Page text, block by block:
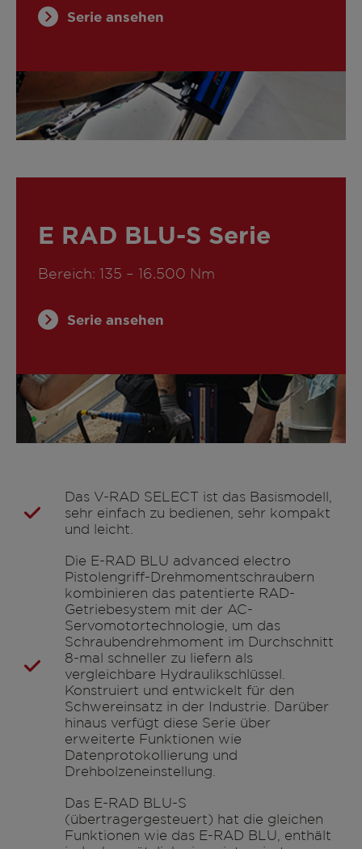
Serie ansehen
E RAD BLU-S Serie
Bereich: 135 – 16.500 Nm
Serie ansehen
Das V-RAD SELECT ist das Basismodell,
sehr einfach zu bedienen, sehr kompakt
und leicht.
Die E-RAD BLU advanced electro
Pistolengriff-Drehmomentschraubern
kombinieren das patentierte RAD-
Getriebesystem mit der AC-
Servomotortechnologie, um das
Schraubendrehmoment im Durchschnitt
8-mal schneller zu liefern als
vergleichbare Hydraulikschlüssel.
Konstruiert und entwickelt für den
Schwereinsatz in der Industrie. Darüber
hinaus verfügt diese Serie über
erweiterte Funktionen wie
Datenprotokollierung und
Drehbolzeneinstellung.
Das E-RAD BLU-S
(übertragergesteuert) hat die gleichen
Funktionen wie das E-RAD BLU, enthält